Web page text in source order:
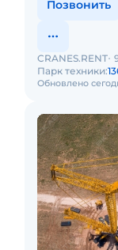
Позвонить
Обновлено
CRANES.RENT
Парк техники: